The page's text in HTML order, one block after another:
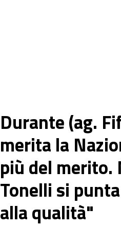
Durante (ag.
merita la
più del merito.
Tonelli si
alla qualità"